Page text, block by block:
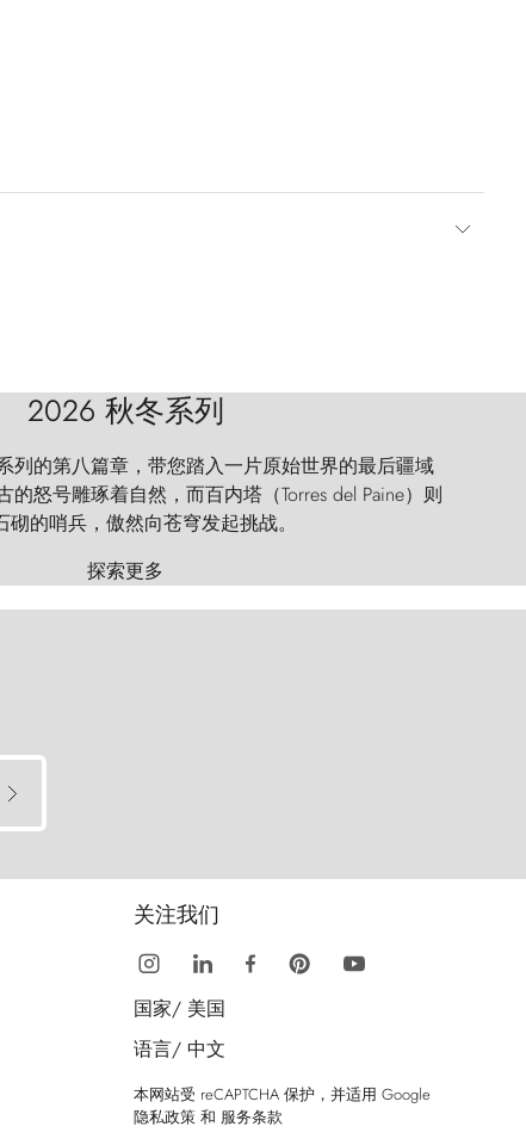
2026 秋冬系列
列的第八篇章，带您踏入一片原始世界的最后疆域
怒号雕琢着自然，而百内塔（Torres del Paine）则
砌的哨兵，傲然向苍穹发起挑战。
探索更多
关注我们
国家/ 美国
语言/ 中文
本网站受 reCAPTCHA 保护，并适用 Google
隐私政策 和 服务条款